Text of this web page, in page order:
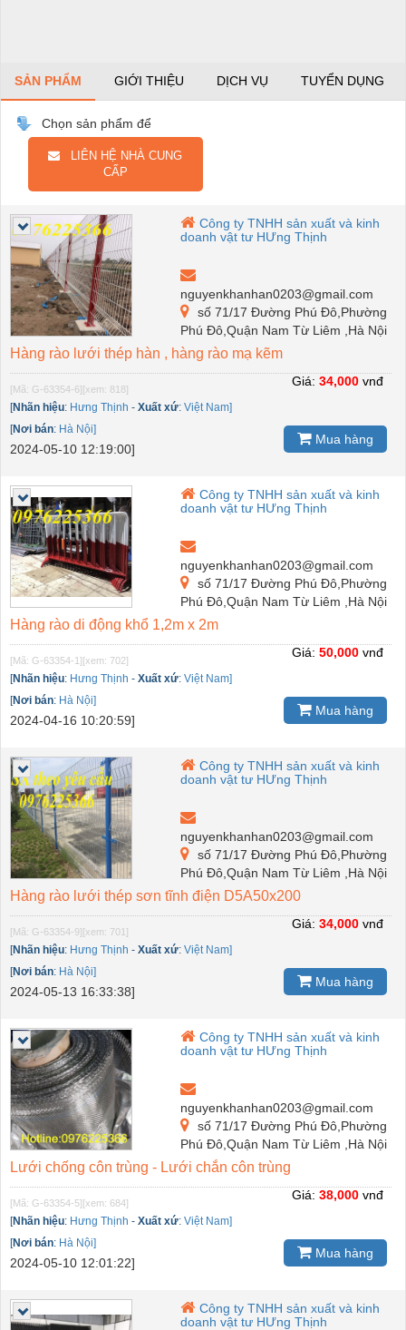
SẢN PHẨM GIỚI THIỆU DỊCH VỤ TUYỂN DỤNG
Chọn sản phẩm để
LIÊN HỆ NHÀ CUNG
CẤP
Công ty TNHH sản xuất và kinh
doanh vật tư HƯng Thịnh
nguyenkhanhan0203@gmail.com
số 71/17 Đường Phú Đô,Phường
Phú Đô,Quận Nam Từ Liêm ,Hà Nội
Hàng rào lưới thép hàn , hàng rào mạ kẽm
[Mã: G-63354-6] [xem: 818]
[Nhãn hiệu: Hưng Thịnh - Xuất xứ: Việt Nam]
[Nơi bán: Hà Nội]
2024-05-10 12:19:00]
Giá: 34,000 vnđ
Mua hàng
Công ty TNHH sản xuất và kinh
doanh vật tư HƯng Thịnh
nguyenkhanhan0203@gmail.com
số 71/17 Đường Phú Đô,Phường
Phú Đô,Quận Nam Từ Liêm ,Hà Nội
Hàng rào di động khổ 1,2m x 2m
[Mã: G-63354-1] [xem: 702]
[Nhãn hiệu: Hưng Thịnh - Xuất xứ: Việt Nam]
[Nơi bán: Hà Nội]
2024-04-16 10:20:59]
Giá: 50,000 vnđ
Mua hàng
Công ty TNHH sản xuất và kinh
doanh vật tư HƯng Thịnh
nguyenkhanhan0203@gmail.com
số 71/17 Đường Phú Đô,Phường
Phú Đô,Quận Nam Từ Liêm ,Hà Nội
Hàng rào lưới thép sơn tĩnh điện D5A50x200
[Mã: G-63354-9] [xem: 701]
[Nhãn hiệu: Hưng Thịnh - Xuất xứ: Việt Nam]
[Nơi bán: Hà Nội]
2024-05-13 16:33:38]
Giá: 34,000 vnđ
Mua hàng
Công ty TNHH sản xuất và kinh
doanh vật tư HƯng Thịnh
nguyenkhanhan0203@gmail.com
số 71/17 Đường Phú Đô,Phường
Phú Đô,Quận Nam Từ Liêm ,Hà Nội
Lưới chống côn trùng - Lưới chắn côn trùng
[Mã: G-63354-5] [xem: 684]
[Nhãn hiệu: Hưng Thịnh - Xuất xứ: Việt Nam]
[Nơi bán: Hà Nội]
2024-05-10 12:01:22]
Giá: 38,000 vnđ
Mua hàng
Công ty TNHH sản xuất và kinh
doanh vật tư HƯng Thịnh